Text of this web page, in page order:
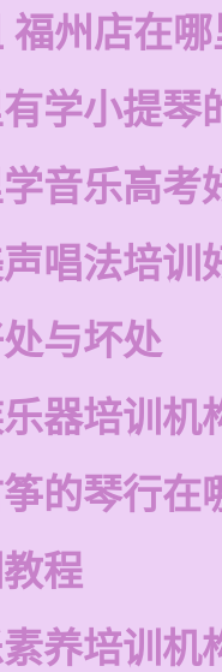
福州店在
学小提琴
音乐高考
唱法培训
与坏处
器培训机
的琴行在
程
养培训机